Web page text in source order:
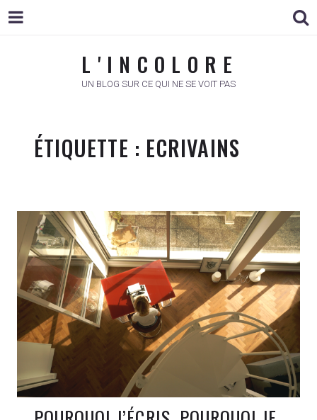
L ' I N C O L O R E
UN BLOG SUR CE QUI NE SE VOIT PAS
ÉTIQUETTE : ECRIVAINS
L ' I N C O L O R E